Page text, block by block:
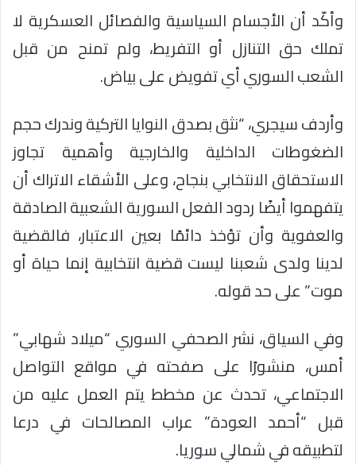
وأكّد أن الأجسام السياسية والفصائل العسكرية لا
تملك حق التنازل أو التفريط، ولم تمنح من قبل
الشعب السوري أي تفويض على بياض.
وأردف سيجري، “نثق بصدق النوايا التركية وندرك حجم
الضغوطات الداخلية والخارجية وأهمية تجاوز
الاستحقاق الانتخابي بنجاح، وعلى الأشقاء الاتراك أن
يتفهموا أيضًا ردود الفعل السورية الشعبية الصادقة
والعفوية وأن تؤخذ دائمًا بعين الاعتبار، فالقضية
لدينا ولدى شعبنا ليست قضية انتخابية إنما حياة أو
موت” على حد قوله.
وفي السياق، نشر الصحفي السوري “ميلاد شهابي”
أمس، منشورًا على صفحته في مواقع التواصل
الاجتماعي، تحدث عن مخطط يتم العمل عليه من
قبل “أحمد العودة” عراب المصالحات في درعا
لتطبيقه في شمالي سوريا.